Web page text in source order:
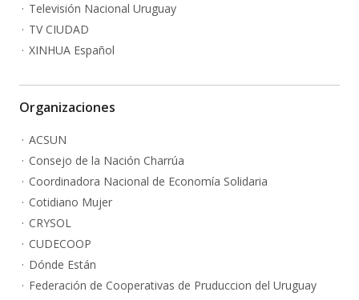
Televisión Nacional Uruguay
TV CIUDAD
XINHUA Español
Organizaciones
ACSUN
Consejo de la Nación Charrúa
Coordinadora Nacional de Economía Solidaria
Cotidiano Mujer
CRYSOL
CUDECOOP
Dónde Están
Federación de Cooperativas de Pruduccion del Uruguay